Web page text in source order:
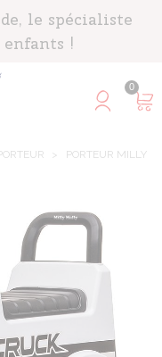
le spécialiste
enfants !
0
>
PORTEUR MILLY